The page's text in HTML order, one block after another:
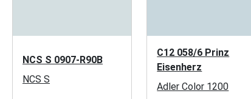
NCS S 0907-R90B
NCS S
C12 058/6 Prinz
Eisenherz
Adler Color 1200